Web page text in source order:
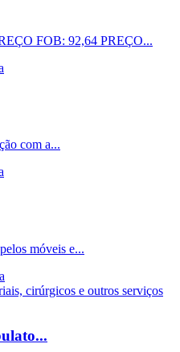
FOB: 92,64 PREÇO...
com a...
móveis e...